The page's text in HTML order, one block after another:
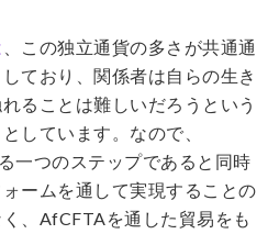
、この独立通貨の多さが共通通
ており、関係者は自らの生き
ることは難しいだろうという
しています。なので、
一つのステップであると同時
ームを通して実現することの
、AfCFTAを通した貿易をも